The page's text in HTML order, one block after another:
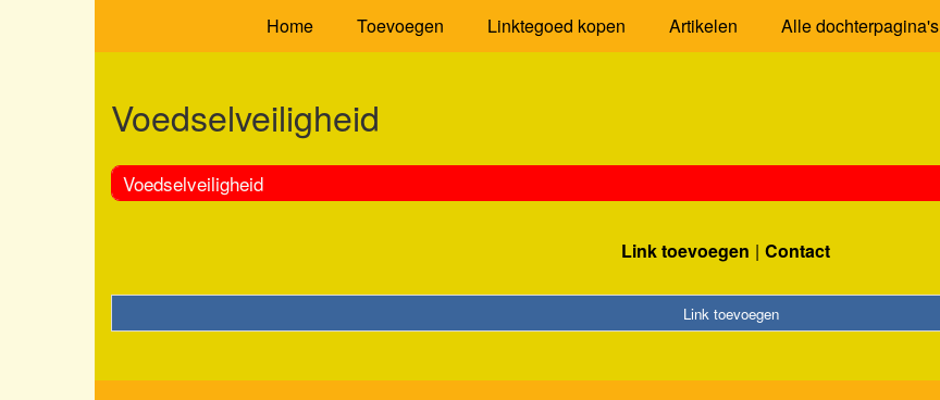
Home Toevoegen Linktegoed kopen Artikelen Alle dochterpagina's
Voedselveiligheid
Voedselveiligheid
Link toevoegen Contact
Link toevoegen